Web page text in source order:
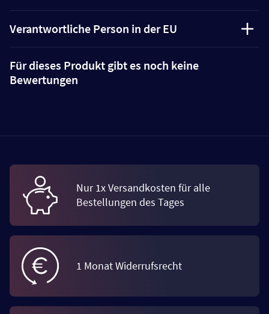
Verantwortliche Person in der EU
Für dieses Produkt gibt es noch keine
Bewertungen
Nur 1x Versandkosten für alle
Bestellungen des Tages
1 Monat Widerrufsrecht